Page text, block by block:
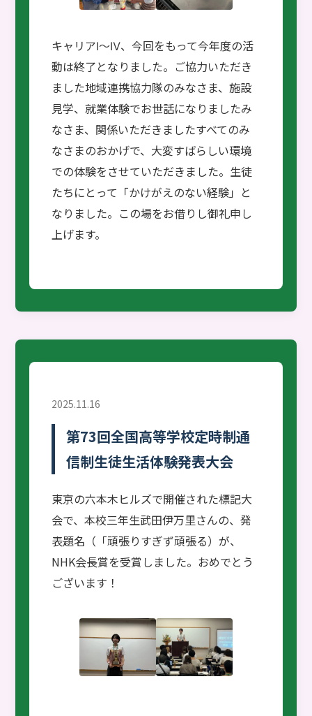
キャリアⅠ～Ⅳ、今回をもって今年度の活
動は終了となりました。ご協力いただき
ました地域連携協力隊のみなさま、施設
見学、就業体験でお世話になりましたみ
なさま、関係いただきましたすべてのみ
なさまのおかげで、大変すばらしい環境
での体験をさせていただきました。生徒
たちにとって「かけがえのない経験」と
なりました。この場をお借りし御礼申し
上げます。
2025.11.16
第73回全国高等学校定時制通
信制生徒生活体験発表大会
東京の六本木ヒルズで開催された標記大
会で、本校三年生武田伊万里さんの、発
表題名（「頑張りすぎず頑張る）が、
NHK会長賞を受賞しました。おめでとう
ございます！